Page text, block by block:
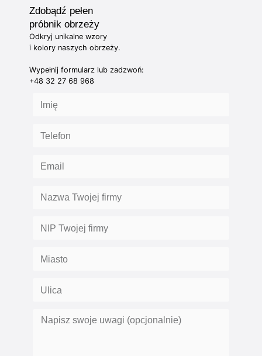
Zdobądź pełen
próbnik obrzeży
Odkryj unikalne wzory
i kolory naszych obrzeży.
Wypełnij formularz lub zadzwoń:
+48 32 27 68 968